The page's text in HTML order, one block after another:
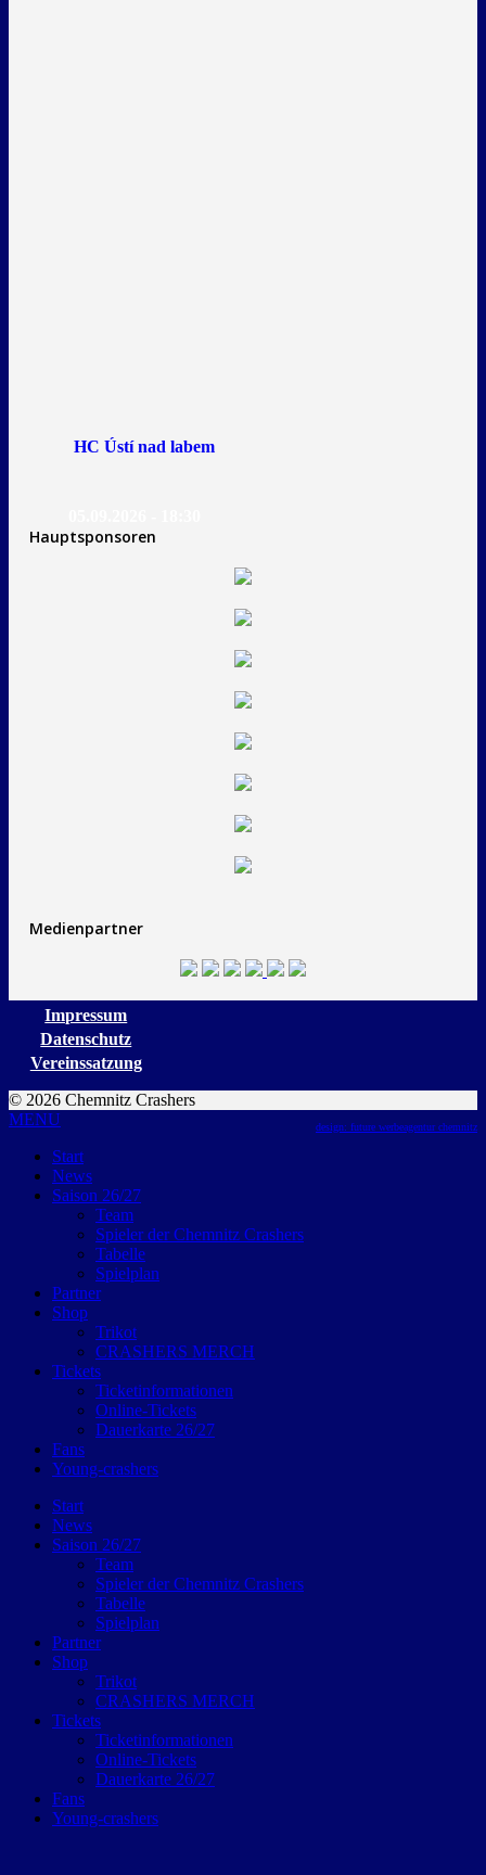
HC Ústí nad labem
Hauptsponsoren
Medienpartner
Impressum
Datenschutz
Vereinssatzung
© 2026 Chemnitz Crashers
design: future werbeagentur chemnitz
MENU
Start
News
Saison 26/27
Team
Spieler der Chemnitz Crashers
Tabelle
Spielplan
Partner
Shop
Trikot
CRASHERS MERCH
Tickets
Ticketinformationen
Online-Tickets
Dauerkarte 26/27
Fans
Young-crashers
Start
News
Saison 26/27
Team
Spieler der Chemnitz Crashers
Tabelle
Spielplan
Partner
Shop
Trikot
CRASHERS MERCH
Tickets
Ticketinformationen
Online-Tickets
Dauerkarte 26/27
Fans
Young-crashers